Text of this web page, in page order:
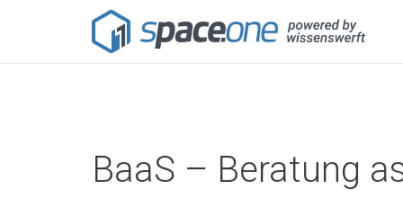
BaaS – Beratung